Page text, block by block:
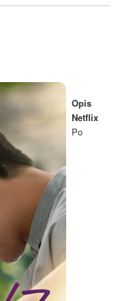
Opis
Netflix
Po